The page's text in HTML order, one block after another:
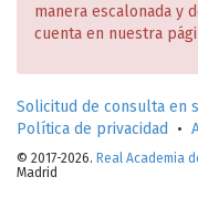
manera escalonada y
cuenta en nuestra
Solicitud de consulta en
Política de privacidad
•
© 2017-2026. Real Academia
Madrid